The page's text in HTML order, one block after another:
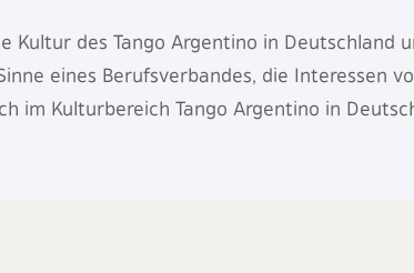
Kultur des Tango Argentino in Deutschland
eines Berufsverbandes, die Interessen
im Kulturbereich Tango Argentino in